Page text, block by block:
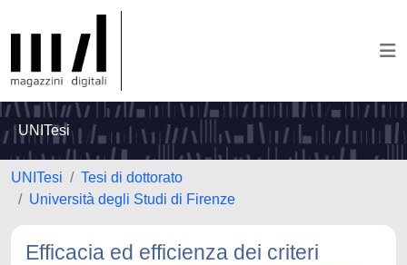
UNITesi
UNITesi
Tesi di dottorato
Università degli Studi di Firenze
Efficacia ed efficienza dei criteri